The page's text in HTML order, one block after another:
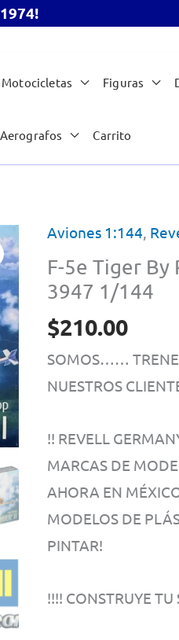
Motocicletas Figuras
Aerografos Carrito
Aviones 1:144,
F-5e Tiger By
3947 1/144
$210.00
SOMOS……
NUESTROS
!! REVELL
MARCAS DE
AHORA EN
MODELOS DE
PINTAR!
!!!! CONSTRUYE TU